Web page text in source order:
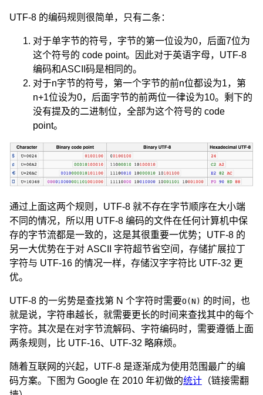
UTF-8 的编码规则很简单，只有二条：
对于单字节的符号，字节的第一位设为0，后面7位为
这个符号的 code point。因此对于英语字母，UTF-8
编码和ASCII码是相同的。
对于n字节的符号，第一个字节的前n位都设为1，第
n+1位设为0，后面字节的前两位一律设为10。剩下的
没有提及的二进制位，全部为这个符号的 code
point。
通过上面这两个规则，UTF-8 就不存在字节顺序在大小端
不同的情况，所以用 UTF-8 编码的文件在任何计算机中保
存的字节流都是一致的，这是其很重要一优势；UTF-8 的
另一大优势在于对 ASCII 字符超节省空间，存储扩展拉丁
字符与 UTF-16 的情况一样，存储汉字字符比 UTF-32 更
优。
UTF-8 的一劣势是查找第 N 个字符时需要O(N) 的时间，也
就是说，字符串越长，就需要更长的时间来查找其中的每个
字符。其次是在对字节流解码、字符编码时，需要遵循上面
两条规则，比 UTF-16、UTF-32 略麻烦。
随着互联网的兴起，UTF-8 是逐渐成为使用范围最广的编
码方案。下图为 Google 在 2010 年初做的统计 （链接需翻